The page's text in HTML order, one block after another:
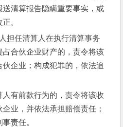
清算报告隐瞒重要事实，或
。
担任清算人在执行清算事务
合伙企业财产的，责令将该
企业；构成犯罪的，依法追
有前款行为的，责令将该收
业，并依法承担赔偿责任；
责任。